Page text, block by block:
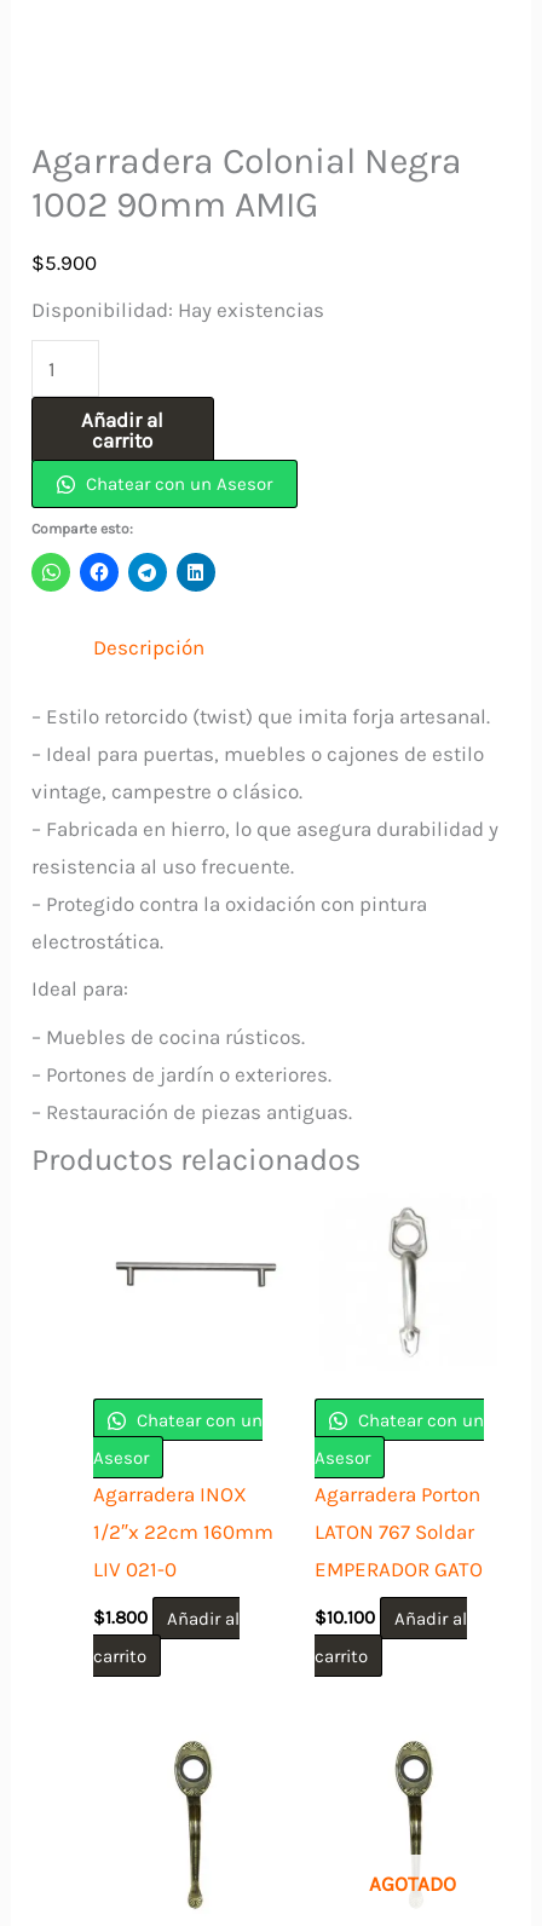
Agarradera Colonial Negra
1002 90mm AMIG
$5.900
Disponibilidad: Hay existencias
Colonial
Negra
1002
90mm
AMIG
cantidad
Añadir al
carrito
Chatear con un Asesor
Comparte esto:
Descripción
– Estilo retorcido (twist) que imita forja artesanal.
– Ideal para puertas, muebles o cajones de estilo
vintage, campestre o clásico.
– Fabricada en hierro, lo que asegura durabilidad y
resistencia al uso frecuente.
– Protegido contra la oxidación con pintura
electrostática.
Ideal para:
– Muebles de cocina rústicos.
– Portones de jardín o exteriores.
– Restauración de piezas antiguas.
Productos relacionados
Chatear con un
Asesor
Agarradera INOX
1/2″x 22cm 160mm
LIV 021-0
$1.800
Añadir al
carrito
Chatear con un
Asesor
Agarradera Porton
LATON 767 Soldar
EMPERADOR GATO
$10.100
Añadir al
carrito
AGOTADO